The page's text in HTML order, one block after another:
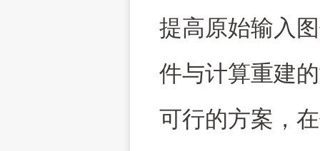
提高原始输入
件与计算重建
可行的方案，